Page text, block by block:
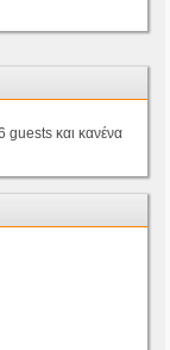
guests και κανένα